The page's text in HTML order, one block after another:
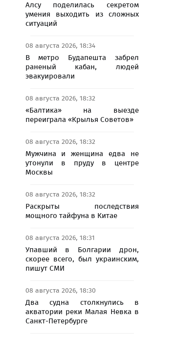
Алсу поделилась секретом
умения выходить из сложных
ситуаций
08 августа 2026, 18:34
В метро Будапешта забрел
раненый кабан, людей
эвакуировали
08 августа 2026, 18:32
«Балтика» на выезде
переиграла «Крылья Советов»
08 августа 2026, 18:32
Мужчина и женщина едва не
утонули в пруду в центре
Москвы
08 августа 2026, 18:32
Раскрыты последствия
мощного тайфуна в Китае
08 августа 2026, 18:31
Упавший в Болгарии дрон,
скорее всего, был украинским,
пишут СМИ
08 августа 2026, 18:30
Два судна столкнулись в
акватории реки Малая Невка в
Санкт-Петербурге